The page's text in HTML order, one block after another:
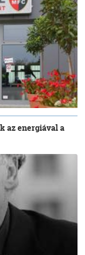
az energiával a